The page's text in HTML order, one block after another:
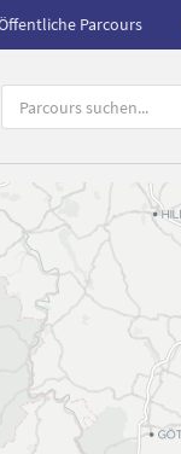
Parcours